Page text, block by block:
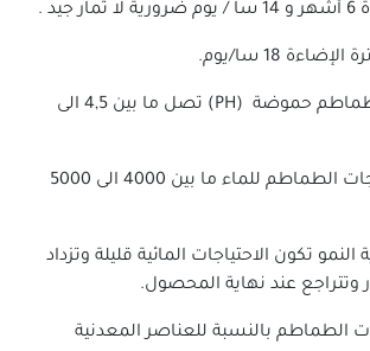
.
18 سا/يوم.
تتحمل الطماطم حموضة (PH) تصل ما بين 4,5 الى
تقدر احتياجات الطماطم للماء ما بين 4000 الى 5000
النمو تكون الاحتياجات المائية قليلة وتزداد
وتتراجع عند نهاية المحصول.
الطماطم بالنسبة للعناصر المعدنية